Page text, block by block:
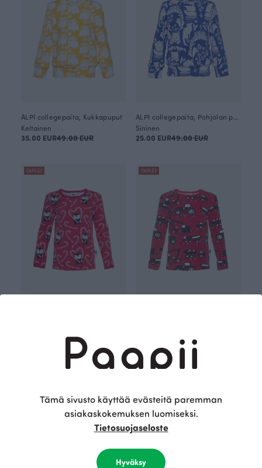
ALPI collegepaita, Kukkapuput
Keltainen
35.00 EUR49.00 EUR
Sininen
25.00 EUR49.00 EUR
OUTLET OUTLET
OUTLET
Tämä sivusto käyttää evästeitä paremman
asiakaskokemuksen luomiseksi.
Tietosuojaseloste
Hyväksy